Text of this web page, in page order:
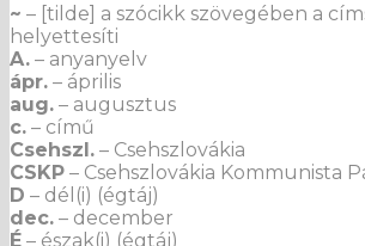
~ – [tilde] a szócikk szövegében a
helyettesíti
A. – anyanyelv
ápr. – április
aug. – augusztus
c. – című
Csehszl. – Csehszlovákia
CSKP – Csehszlovákia Kommunista
D – dél(i) (égtáj)
dec. – december
É – észak(i) (égtáj)